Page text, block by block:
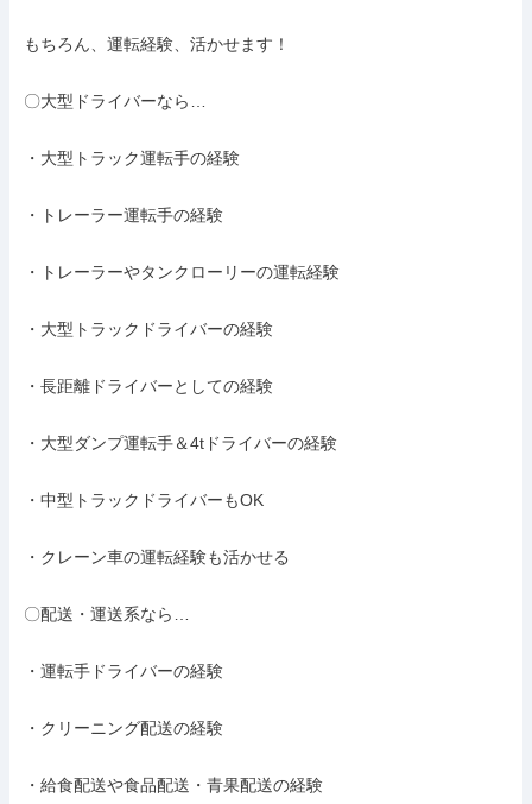
もちろん、運転経験、活かせます！
〇大型ドライバーなら…
・大型トラック運転手の経験
・トレーラー運転手の経験
・トレーラーやタンクローリーの運転経験
・大型トラックドライバーの経験
・長距離ドライバーとしての経験
・大型ダンプ運転手＆4tドライバーの経験
・中型トラックドライバーもOK
・クレーン車の運転経験も活かせる
〇配送・運送系なら…
・運転手ドライバーの経験
・クリーニング配送の経験
・給食配送や食品配送・青果配送の経験